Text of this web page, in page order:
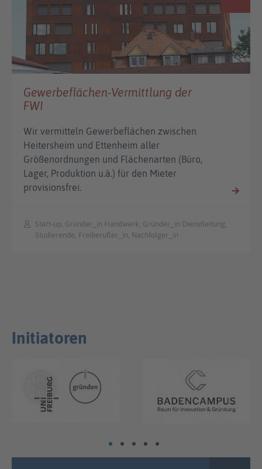
Gewerbeflächen-Vermittlung der
FWI
Wir vermitteln Gewerbeflächen zwischen
Heitersheim und Ettenheim aller
Größenordnungen und Flächenarten (Büro,
Lager, Produktion u.ä.) für den Mieter
provisionsfrei.
Start-up, Gründer_in Handwerk, Gründer_in Dienstleitung,
Studierende, Freiberufler_in, Nachfolger_in
Initiatoren